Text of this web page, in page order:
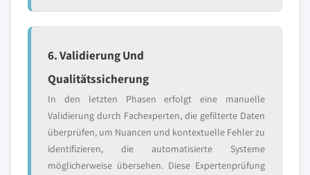
6. Validierung Und
Qualitätssicherung
In den letzten Phasen erfolgt eine manuelle
Validierung durch Fachexperten, die gefilterte Daten
überprüfen, um Nuancen und kontextuelle Fehler zu
identifizieren, die automatisierte Systeme
möglicherweise übersehen. Diese Expertenprüfung